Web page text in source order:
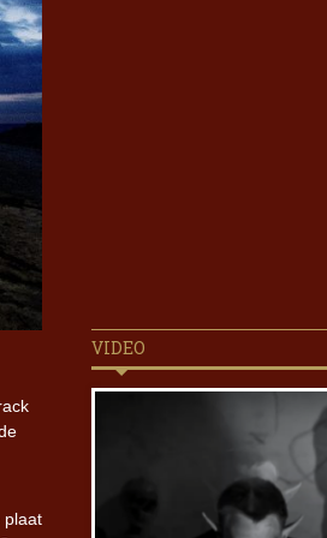
plaat
VIDEO